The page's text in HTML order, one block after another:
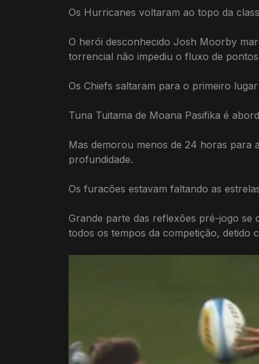
Os Hurricanes voltaram ao topo da
O herói desconhecido Josh Moorby
torrencial não impediu o fluxo de
Os Chiefs saltaram para o primeiro
Tuna Tuitama de Moana Pasifika é
Mas demorou menos de 24 horas para
profundidade.
Os furacões estavam faltando as
Grande parte das reflexões pré-jogo se
todos os tempos da competição, detido